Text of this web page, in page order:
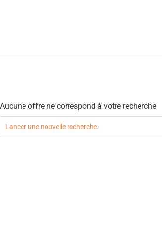
Aucune offre ne correspond à votre recherche
Lancer une nouvelle recherche.